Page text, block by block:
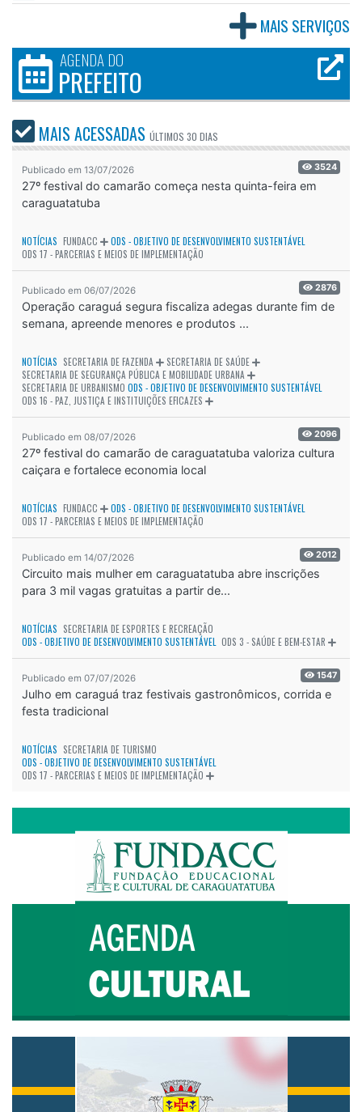
MAIS SERVIÇOS
AGENDA DO
PREFEITO
MAIS ACESSADAS ÚLTIMOS 30 DIAS
Publicado em 13/07/2026 3524
27º festival do camarão começa nesta quinta-feira em
caraguatatuba
NOTÍCIAS FUNDACC
ODS - OBJETIVO DE DESENVOLVIMENTO SUSTENTÁVEL
ODS 17 - PARCERIAS E MEIOS DE IMPLEMENTAÇÃO
Publicado em 06/07/2026 2876
Operação caraguá segura fiscaliza adegas durante fim de
semana, apreende menores e produtos ...
NOTÍCIAS SECRETARIA DE FAZENDA
SECRETARIA DE SAÚDE
SECRETARIA DE SEGURANÇA PÚBLICA E MOBILIDADE URBANA
SECRETARIA DE URBANISMO ODS - OBJETIVO DE DESENVOLVIMENTO SUSTENTÁVEL
ODS 16 - PAZ, JUSTIÇA E INSTITUIÇÕES EFICAZES
Publicado em 08/07/2026 2096
27º festival do camarão de caraguatatuba valoriza cultura
caiçara e fortalece economia local
NOTÍCIAS FUNDACC
ODS - OBJETIVO DE DESENVOLVIMENTO SUSTENTÁVEL
ODS 17 - PARCERIAS E MEIOS DE IMPLEMENTAÇÃO
Publicado em 14/07/2026 2012
Circuito mais mulher em caraguatatuba abre inscrições
para 3 mil vagas gratuitas a partir de...
NOTÍCIAS SECRETARIA DE ESPORTES E RECREAÇÃO
ODS - OBJETIVO DE DESENVOLVIMENTO SUSTENTÁVEL ODS 3 - SAÚDE E BEM-ESTAR
Publicado em 07/07/2026 1547
Julho em caraguá traz festivais gastronômicos, corrida e
festa tradicional
NOTÍCIAS SECRETARIA DE TURISMO
ODS - OBJETIVO DE DESENVOLVIMENTO SUSTENTÁVEL
ODS 17 - PARCERIAS E MEIOS DE IMPLEMENTAÇÃO